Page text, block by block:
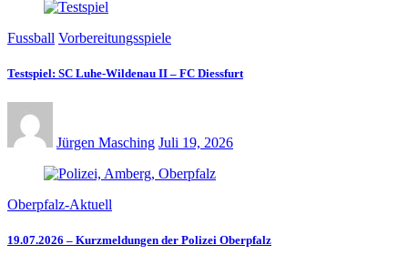
Fussball Vorbereitungsspiele
Testspiel: SC Luhe-Wildenau II – FC Diessfurt
Jürgen Masching Juli 19, 2026
Oberpfalz-Aktuell
19.07.2026 – Kurzmeldungen der Polizei Oberpfalz